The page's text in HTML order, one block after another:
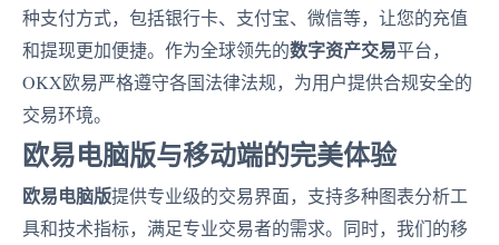
种支付方式，包括银行卡、支付宝、微信等，让您的充值
和提现更加便捷。作为全球领先的数字资产交易平台，
OKX欧易严格遵守各国法律法规，为用户提供合规安全的
交易环境。
欧易电脑版与移动端的完美体验
欧易电脑版提供专业级的交易界面，支持多种图表分析工
具和技术指标，满足专业交易者的需求。同时，我们的移